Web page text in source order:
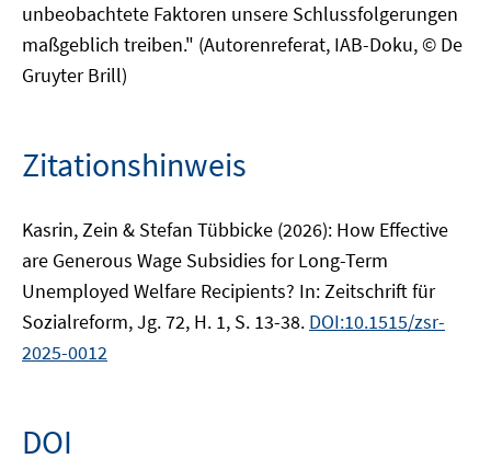
unbeobachtete Faktoren unsere Schlussfolgerungen
maßgeblich treiben." (Autorenreferat, IAB-Doku, © De
Gruyter Brill)
Zitationshinweis
Kasrin, Zein & Stefan Tübbicke (2026): How Effective
are Generous Wage Subsidies for Long-Term
Unemployed Welfare Recipients? In: Zeitschrift für
Sozialreform, Jg. 72, H. 1, S. 13-38. DOI:10.1515/zsr-
2025-0012
DOI